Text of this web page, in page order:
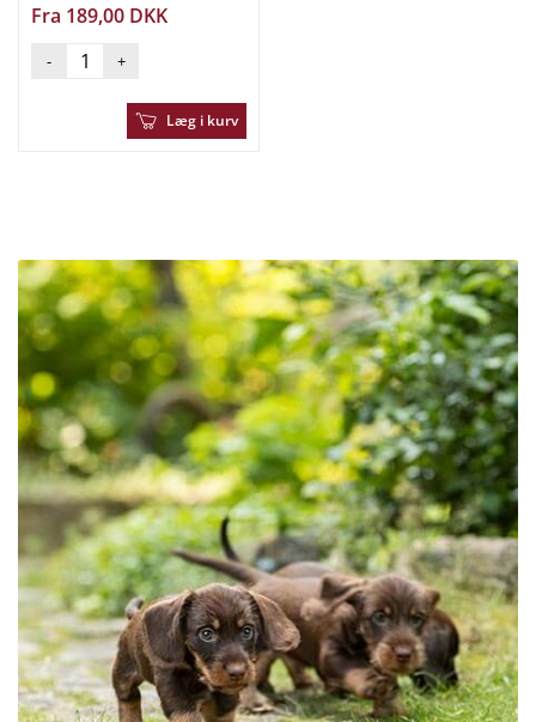
Fra 189,00 DKK
- +
Læg i kurv